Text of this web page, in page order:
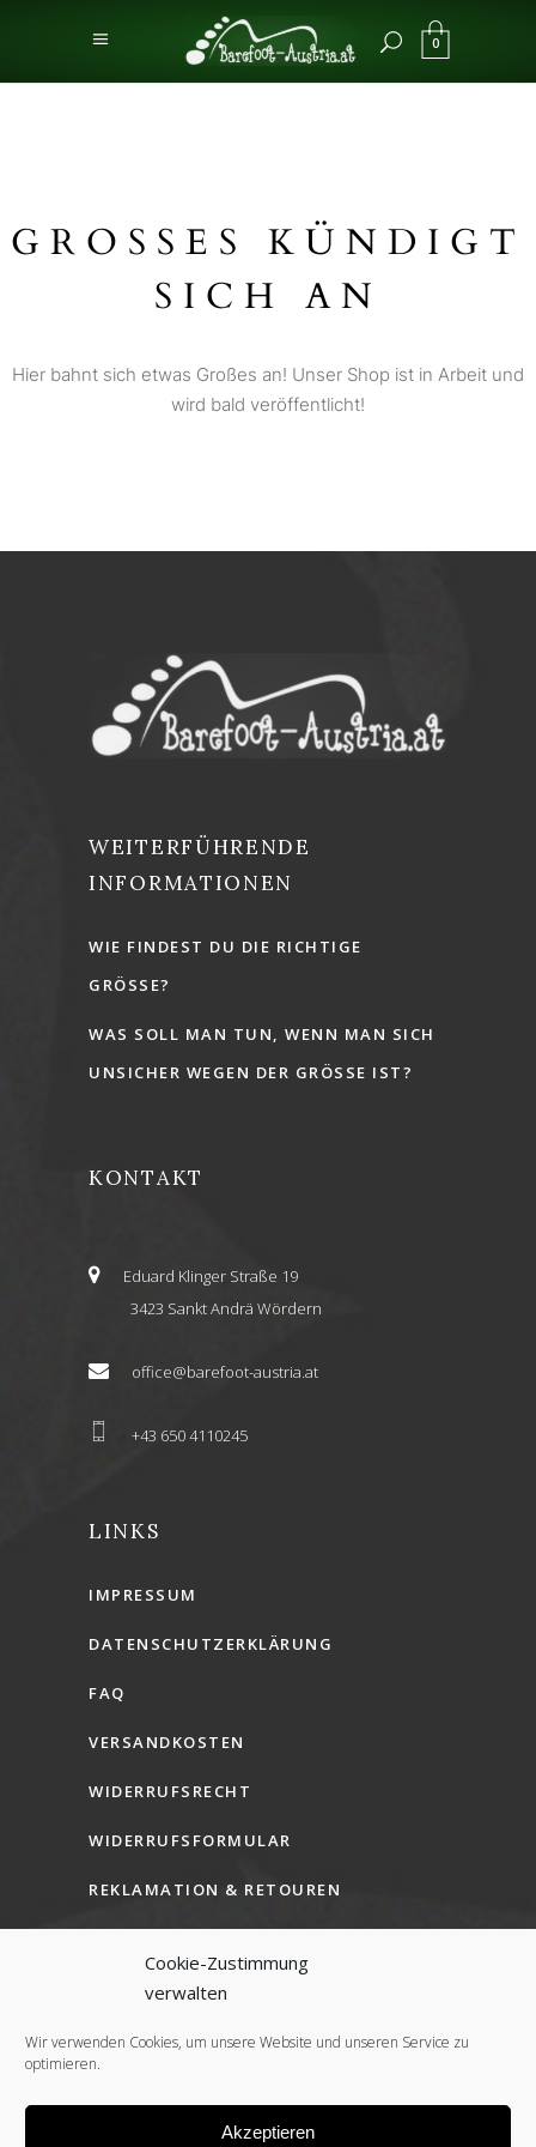
Cookie-Zustimmung
verwalten
Wir verwenden Cookies, um unsere Website und unseren Service zu
optimieren.
Akzeptieren
0
GROSSES KÜNDIGT S
ICH AN
Hier bahnt sich etwas Großes an! Unser Shop ist in Arbeit und
wird bald veröffentlicht!
WEITERFÜHRENDE
INFORMATIONEN
WIE FINDEST DU DIE RICHTIGE
GRÖSSE?
WAS SOLL MAN TUN, WENN MAN SICH
UNSICHER WEGEN DER GRÖSSE IST?
KONTAKT
Eduard Klinger Straße 19
3423 Sankt Andrä Wördern
office@barefoot-austria.at
+43 650 4110245
LINKS
IMPRESSUM
DATENSCHUTZERKLÄRUNG
FAQ
VERSANDKOSTEN
WIDERRUFSRECHT
WIDERRUFSFORMULAR
REKLAMATION & RETOUREN
AGB (B2B)
COOKIE-RICHTLINIE (EU)